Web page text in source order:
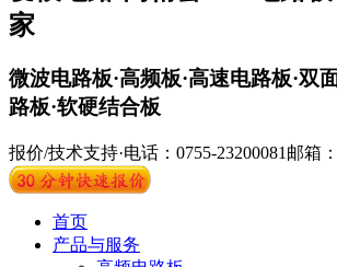
家
微波电路板·高频板·高速电路板·双
路板·软硬结合板
报价/技术支持·电话：0755-23200081 邮箱
首页
产品与服务